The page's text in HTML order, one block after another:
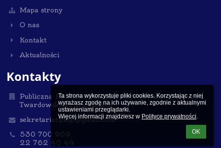
Ta strona wykorzystuje pliki cookies. Korzystając z niej
wyrażasz zgodę na ich używanie, zgodnie z aktualnymi
ustawieniami przeglądarki.
Więcej informacji znajdziesz w Polityce prywatności.
OK
Mapa strony
O nas
Kontakt
Aktualności
Kontakty
Publiczna Katolicka Szkoła Podstawowa im. ks. Jana
Twardowskiego w Ząbkach
sekretariat.pksp@gmail.com
530 700 909
22 762 40 44